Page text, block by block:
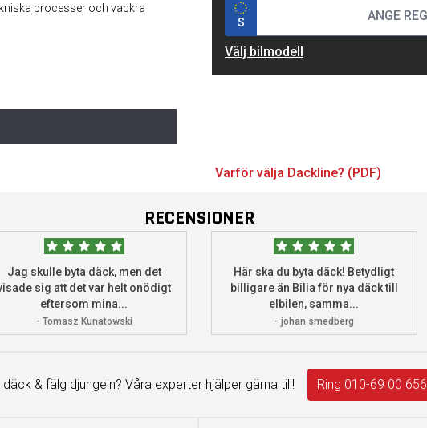
S
Välj bilmodell
processer och vackra
Varför välja Dackline? (PDF)
RECENSIONER
Jag skulle byta däck, men det
sig att det var helt onödigt
eftersom mina...
- Tomasz Kunatowski
Här ska du byta däck! Betydligt
billigare än Bilia för nya däck till
elbilen, samma...
- johan smedberg
däck & fälg djungeln? Våra experter hjälper gärna till! Ring 010-69 00 656